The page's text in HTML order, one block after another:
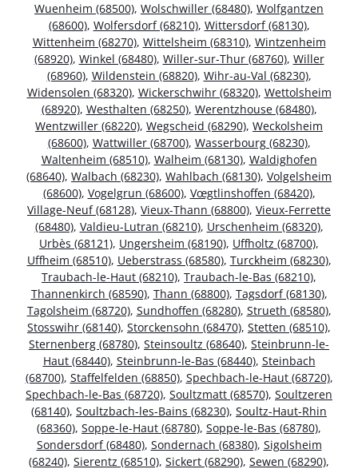
Wuenheim (68500), Wolschwiller (68480), Wolfgantzen
(68600), Wolfersdorf (68210), Wittersdorf (68130),
Wittenheim (68270), Wittelsheim (68310), Wintzenheim
(68920), Winkel (68480), Willer-sur-Thur (68760), Willer
(68960), Wildenstein (68820), Wihr-au-Val (68230),
Widensolen (68320), Wickerschwihr (68320), Wettolsheim
(68920), Westhalten (68250), Werentzhouse (68480),
Wentzwiller (68220), Wegscheid (68290), Weckolsheim
(68600), Wattwiller (68700), Wasserbourg (68230),
Waltenheim (68510), Walheim (68130), Waldighofen
(68640), Walbach (68230), Wahlbach (68130), Volgelsheim
(68600), Vogelgrun (68600), Vœgtlinshoffen (68420),
Village-Neuf (68128), Vieux-Thann (68800), Vieux-Ferrette
(68480), Valdieu-Lutran (68210), Urschenheim (68320),
Urbès (68121), Ungersheim (68190), Uffholtz (68700),
Uffheim (68510), Ueberstrass (68580), Turckheim (68230),
Traubach-le-Haut (68210), Traubach-le-Bas (68210),
Thannenkirch (68590), Thann (68800), Tagsdorf (68130),
Tagolsheim (68720), Sundhoffen (68280), Strueth (68580),
Stosswihr (68140), Storckensohn (68470), Stetten (68510),
Sternenberg (68780), Steinsoultz (68640), Steinbrunn-le-
Haut (68440), Steinbrunn-le-Bas (68440), Steinbach
(68700), Staffelfelden (68850), Spechbach-le-Haut (68720),
Spechbach-le-Bas (68720), Soultzmatt (68570), Soultzeren
(68140), Soultzbach-les-Bains (68230), Soultz-Haut-Rhin
(68360), Soppe-le-Haut (68780), Soppe-le-Bas (68780),
Sondersdorf (68480), Sondernach (68380), Sigolsheim
(68240), Sierentz (68510), Sickert (68290), Sewen (68290),